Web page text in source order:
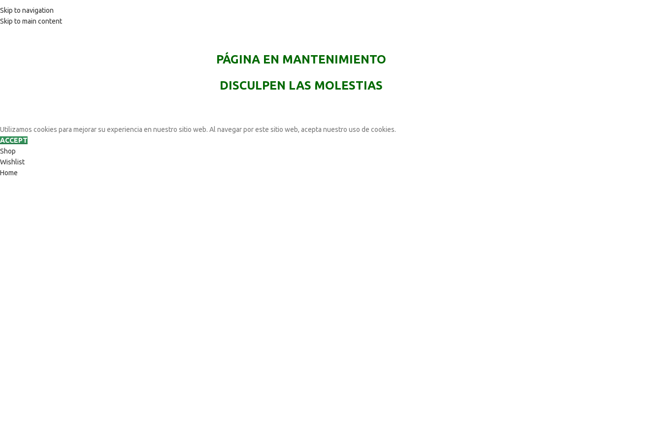
Skip to navigation
Skip to main content
PÁGINA EN MANTENIMIENTO
DISCULPEN LAS MOLESTIAS
Utilizamos cookies para mejorar su experiencia en nuestro sitio web. Al navegar por este sitio web, acepta nuestro uso de cookies.
ACCEPT
Shop
Wishlist
Home